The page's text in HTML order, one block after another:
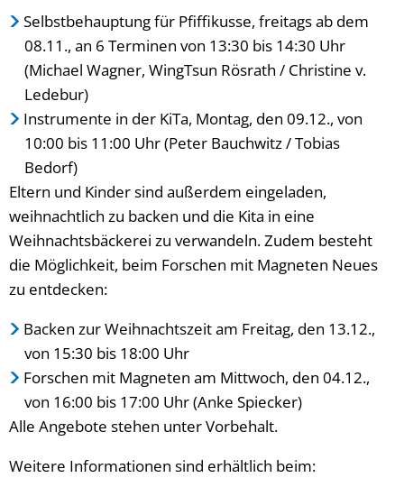
Selbstbehauptung für Pfiffikusse, freitags ab dem
08.11., an 6 Terminen von 13:30 bis 14:30 Uhr
(Michael Wagner, WingTsun Rösrath / Christine v.
Ledebur)
Instrumente in der KiTa, Montag, den 09.12., von
10:00 bis 11:00 Uhr (Peter Bauchwitz / Tobias
Bedorf)
Eltern und Kinder sind außerdem eingeladen,
weihnachtlich zu backen und die Kita in eine
Weihnachtsbäckerei zu verwandeln. Zudem besteht
die Möglichkeit, beim Forschen mit Magneten Neues
zu entdecken:
Backen zur Weihnachtszeit am Freitag, den 13.12.,
von 15:30 bis 18:00 Uhr
Forschen mit Magneten am Mittwoch, den 04.12.,
von 16:00 bis 17:00 Uhr (Anke Spiecker)
Alle Angebote stehen unter Vorbehalt.
Weitere Informationen sind erhältlich beim: